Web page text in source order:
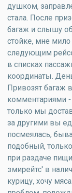
душком,
стала. После
багаж и слышу
стойке, мне
следующим
в списках
координаты.
Привозят багаж
комментариями
только мы
за другими вы
посмеялась,
подобный,
при раздаче
эмирейтс' в
курицу, хочу